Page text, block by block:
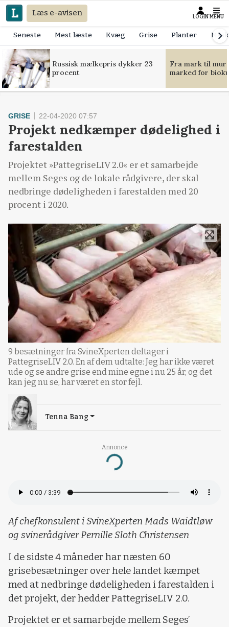
Læs e-avisen LOGIN MENU
Seneste Mest læste Kvæg Grise Planter
Russisk mælkepris dykker 23
procent
Fra mark til
marked for
Annonce
Loading...
GRISE 22-04-2020 07:57
Projekt nedkæmper dødelighed i
farestalden
Projektet »PattegriseLIV 2.0« er et samarbejde
mellem Seges og de lokale rådgivere, der skal
nedbringe dødeligheden i farestalden med 20
procent i 2020.
9 besætninger fra SvineXperten deltager i
PattegriseLIV 2.0. En af dem udtalte: Jeg har ikke været
ude og se andre grise end mine egne i nu 25 år, og det
kan jeg nu se, har været en stor fejl.
Tenna Bang
Af chefkonsulent i SvineXperten Mads Waidtløw
og svinerådgiver Pernille Sloth Christensen
I de sidste 4 måneder har næsten 60
grisebesætninger over hele landet kæmpet
med at nedbringe dødeligheden i farestalden i
det projekt, der hedder PattegriseLIV 2.0.
Projektet er et samarbejde mellem Seges’